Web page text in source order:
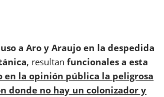
a Aro y Araujo en la despedida
, resultanfuncionales a esta
en la opinión pública la peligrosa
donde no hay un colonizador y